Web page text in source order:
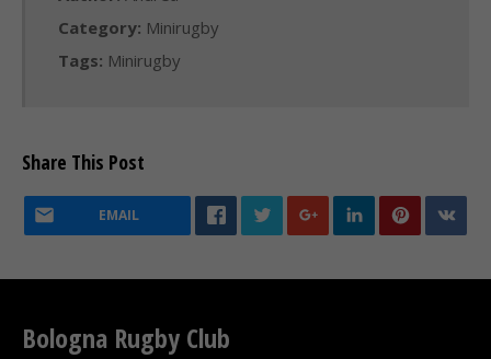
Category: Minirugby
Tags: Minirugby
Share This Post
EMAIL
Bologna Rugby Club